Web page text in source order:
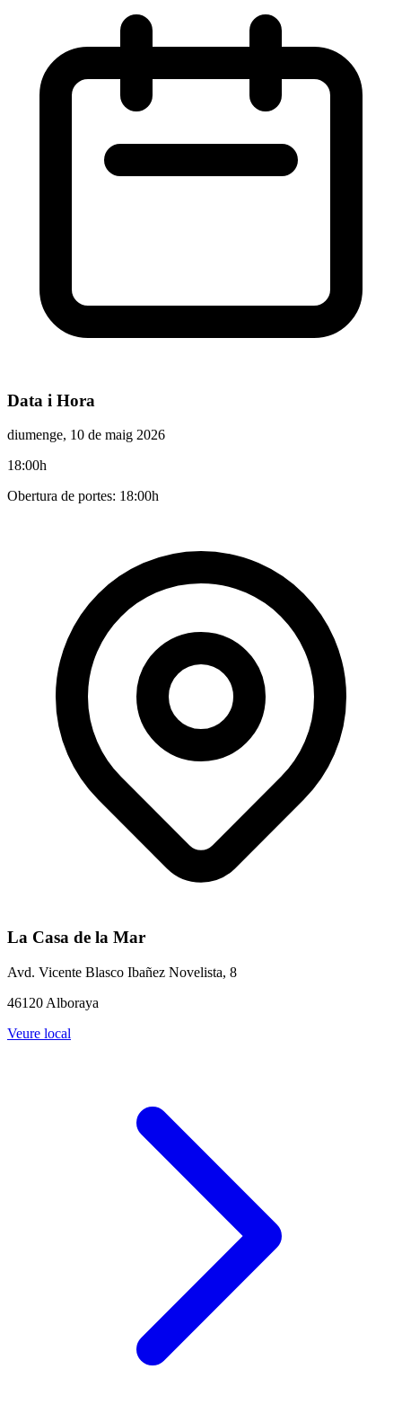
Data i Hora
diumenge, 10 de maig 2026
18:00h
Obertura de portes: 18:00h
La Casa de la Mar
Avd. Vicente Blasco Ibañez Novelista, 8
46120 Alboraya
Veure local